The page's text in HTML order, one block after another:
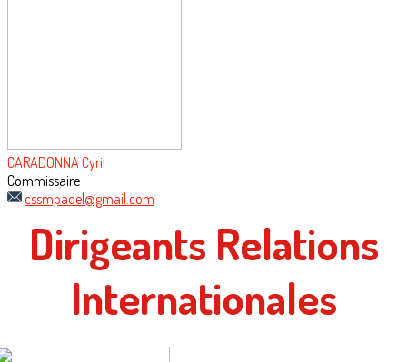
CARADONNA Cyril
Commissaire
cssmpadel@gmail.com
Dirigeants Relations
Internationales